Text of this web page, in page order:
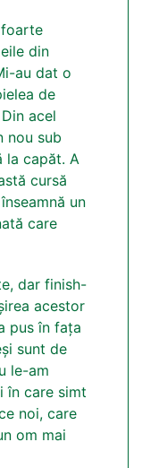
din
au dat o
de
acel
nou sub
la capăt. A
cursă
un
care
dar finish-
acestor
pus în fața
sunt de
le-am
în care simt
noi, care
om mai